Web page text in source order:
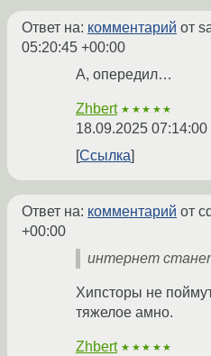
Ответ на: комментарий от
05:20:45 +00:00
А, опередил…
Zhbert ★★★★★
18.09.2025 07:14:00
Ссылка
Ответ на: комментарий от
+00:00
интернет
Хипсторы не
тяжелое амно.
Zhbert ★★★★★